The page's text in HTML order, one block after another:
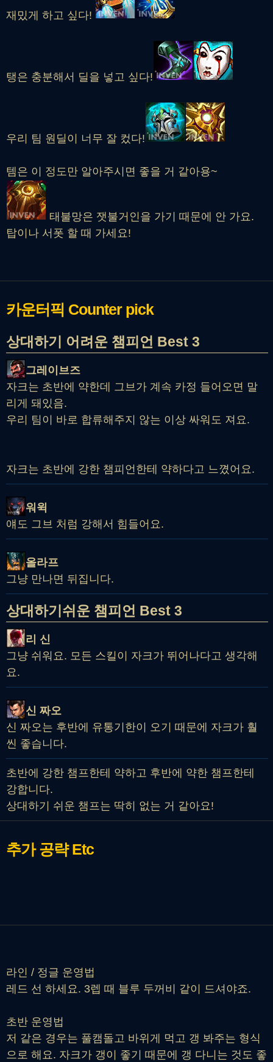
재밌게 하고 싶다!
탱은 충분해서 딜을 넣고 싶다!
우리 팀 원딜이 너무 잘 컸다!
템은 이 정도만 알아주시면 좋을 거 같아용~
태불망은 잿불거인을 가기 때문에 안 가요.
탑이나 서폿 할 때 가세요!
카운터픽 Counter pick
상대하기 어려운 챔피언 Best 3
그레이브즈
자크는 초반에 약한데 그브가 계속 카정 들어오면 말
리게 돼있음.
우리 팀이 바로 합류해주지 않는 이상 싸워도 져요.
자크는 초반에 강한 챔피언한테 약하다고 느꼈어요.
워윅
얘도 그브 처럼 강해서 힘들어요.
올라프
그냥 만나면 뒤집니다.
상대하기쉬운 챔피언 Best 3
리 신
그냥 쉬워요. 모든 스킬이 자크가 뛰어나다고 생각해
요.
신 짜오
신 짜오는 후반에 유통기한이 오기 때문에 자크가 훨
씬 좋습니다.
초반에 강한 챔프한테 약하고 후반에 약한 챔프한테
강합니다.
상대하기 쉬운 챔프는 딱히 없는 거 같아요!
추가 공략Etc
라인 / 정글 운영법
레드 선 하세요. 3렙 때 블루 두꺼비 같이 드셔야죠.
초반 운영법
저 같은 경우는 풀캠돌고 바위게 먹고 갱 봐주는 형식
으로 해요. 자크가 갱이 좋기 때문에 갱 다니는 것도 좋